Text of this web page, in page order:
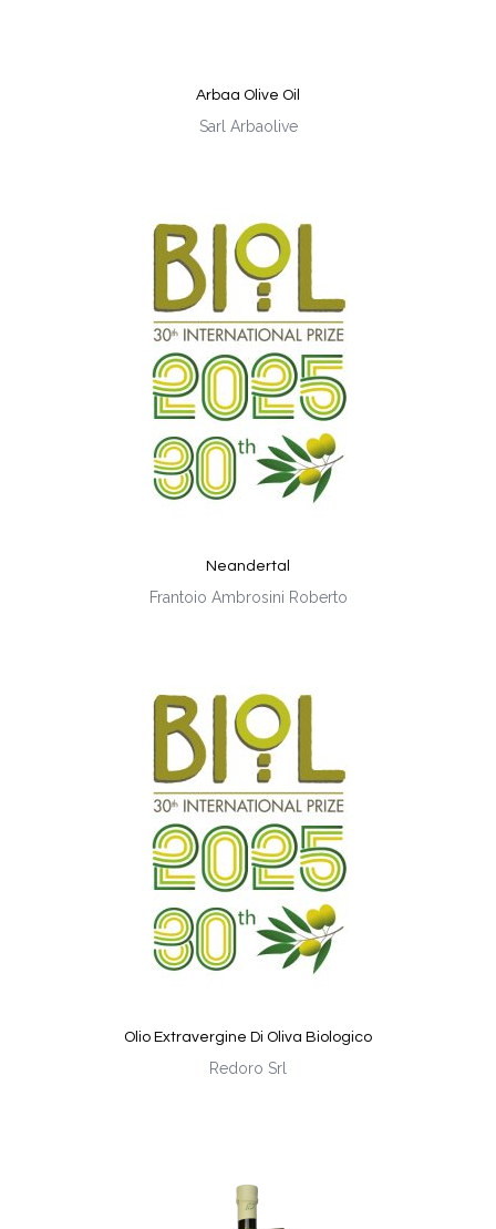
Arbaa Olive Oil
Sarl Arbaolive
Neandertal
Frantoio Ambrosini Roberto
Olio Extravergine Di Oliva Biologico
Redoro Srl